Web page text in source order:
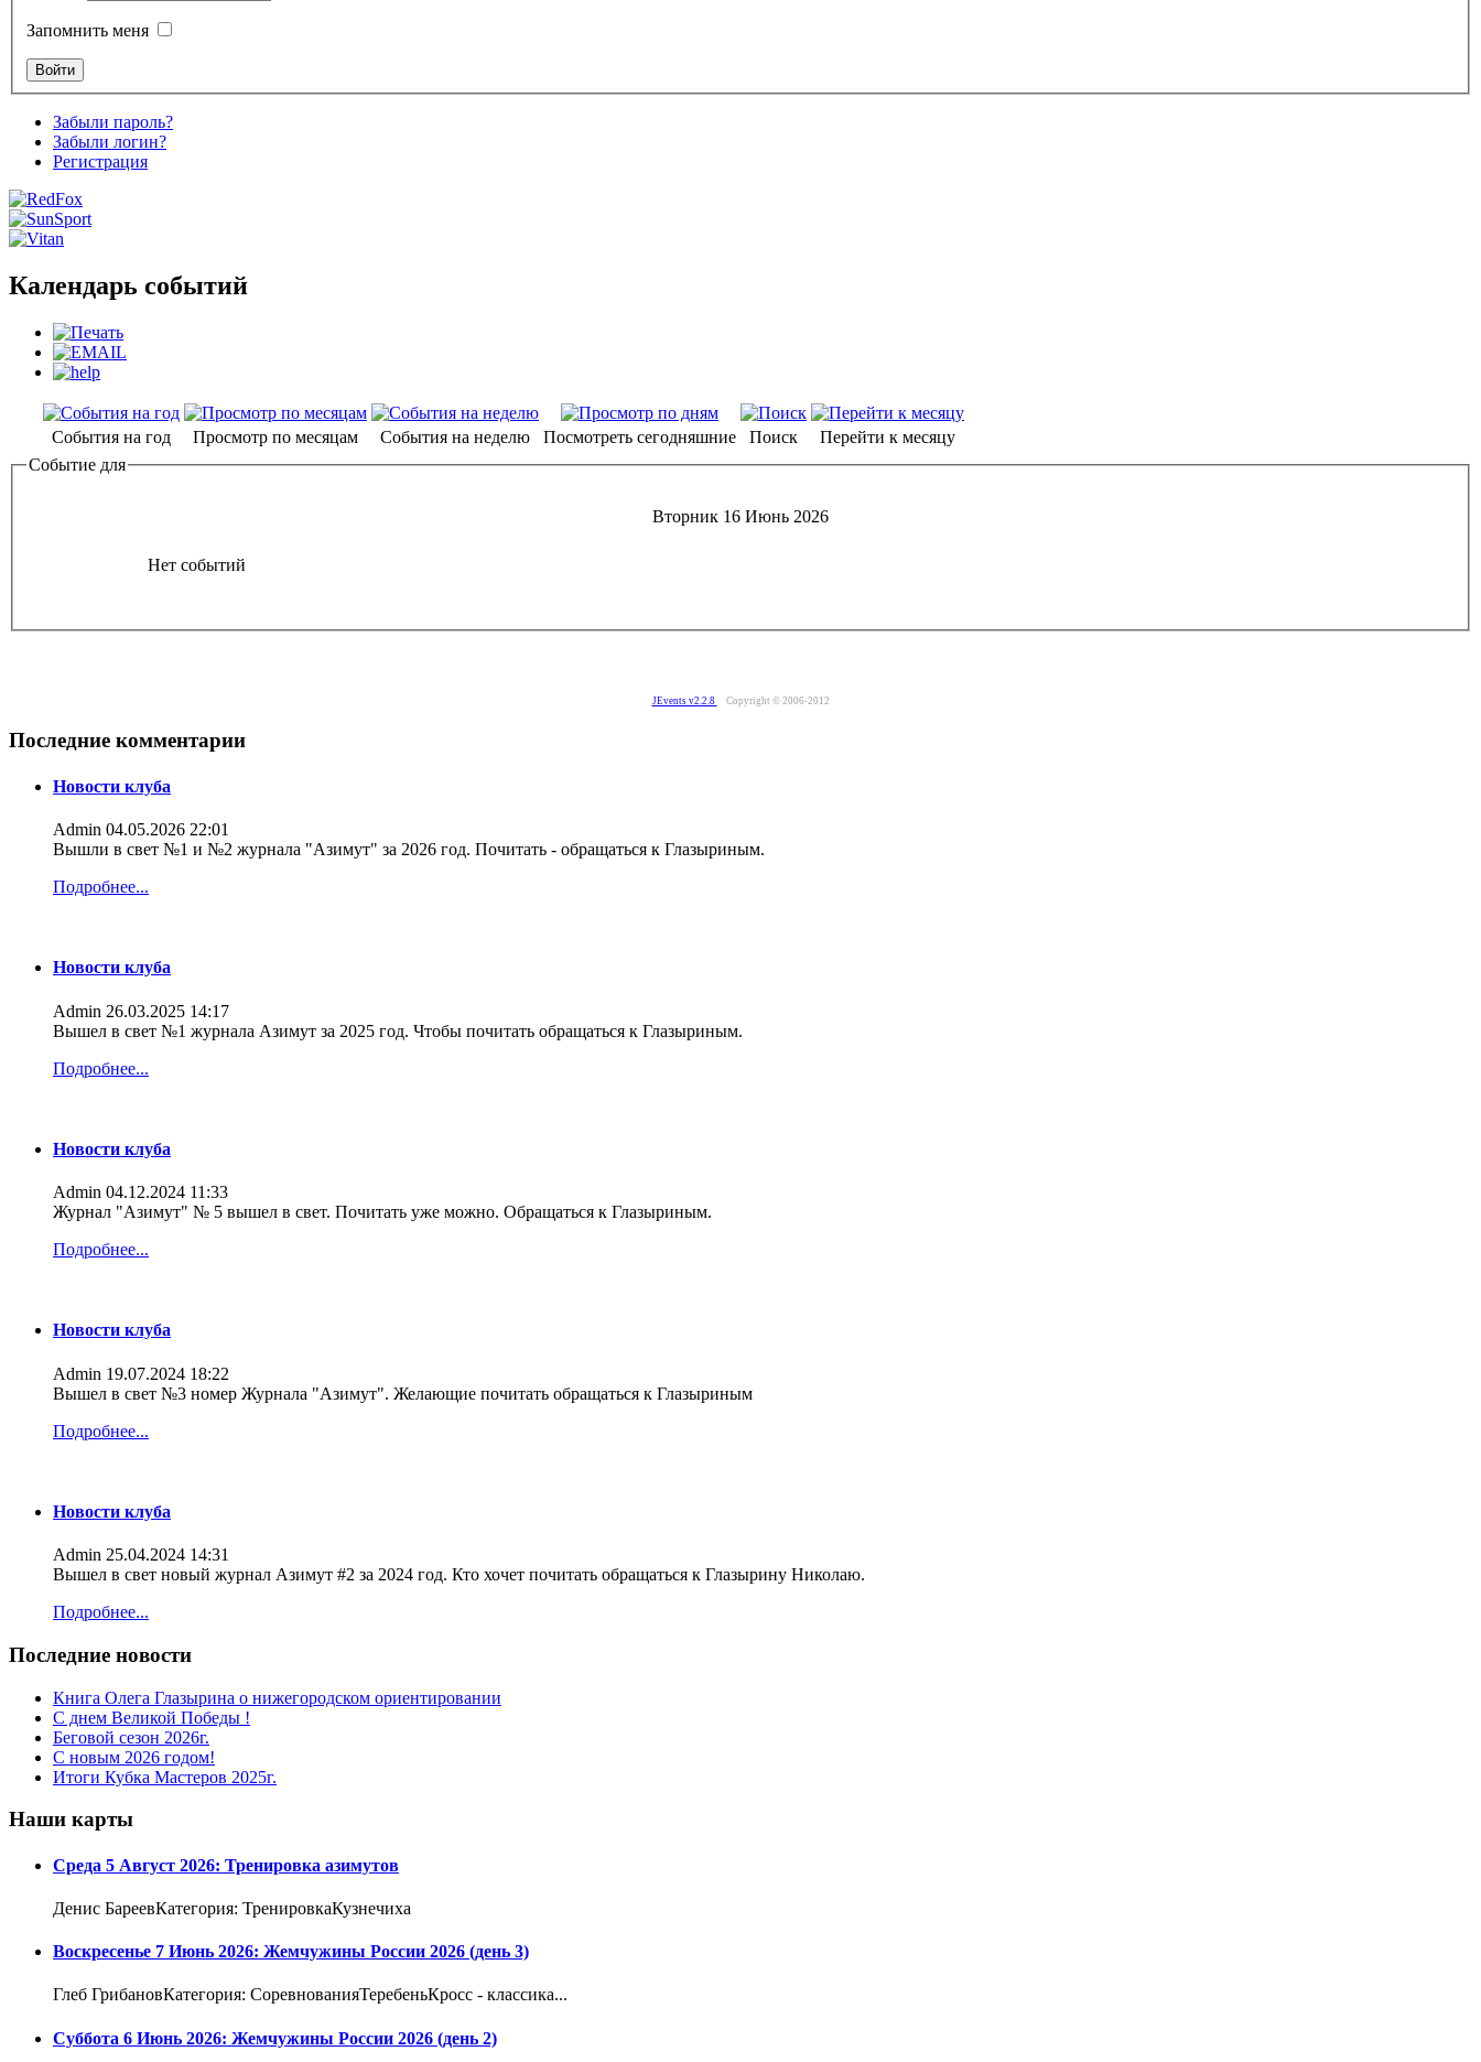
Запомнить меня
Забыли пароль?
Забыли логин?
Регистрация
Календарь событий
События на год Просмотр по месяцам События на неделю Посмотреть сегодняшние Поиск
Перейти к месяцу
Событие для
Вторник 16 Июнь 2026
Нет событий
JEvents v2.2.8 Copyright © 2006-2012
Последние комментарии
Новости клуба
Admin 04.05.2026 22:01
Вышли в свет №1 и №2 журнала "Азимут" за 2026 год. Почитать - обращаться к Глазыриным.
Подробнее...
Новости клуба
Admin 26.03.2025 14:17
Вышел в свет №1 журнала Азимут за 2025 год. Чтобы почитать обращаться к Глазыриным.
Подробнее...
Новости клуба
Admin 04.12.2024 11:33
Журнал "Азимут" № 5 вышел в свет. Почитать уже можно. Обращаться к Глазыриным.
Подробнее...
Новости клуба
Admin 19.07.2024 18:22
Вышел в свет №3 номер Журнала "Азимут". Желающие почитать обращаться к Глазыриным
Подробнее...
Новости клуба
Admin 25.04.2024 14:31
Вышел в свет новый журнал Азимут #2 за 2024 год. Кто хочет почитать обращаться к Глазырину Николаю.
Подробнее...
Последние новости
Книга Олега Глазырина о нижегородском ориентировании
С днем Великой Победы !
Беговой сезон 2026г.
С новым 2026 годом!
Итоги Кубка Мастеров 2025г.
Наши карты
Среда 5 Август 2026: Тренировка азимутов
Денис БареевКатегория: ТренировкаКузнечиха
Воскресенье 7 Июнь 2026: Жемчужины России 2026 (день 3)
Глеб ГрибановКатегория: СоревнованияТеребеньКросс - классика...
Суббота 6 Июнь 2026: Жемчужины России 2026 (день 2)